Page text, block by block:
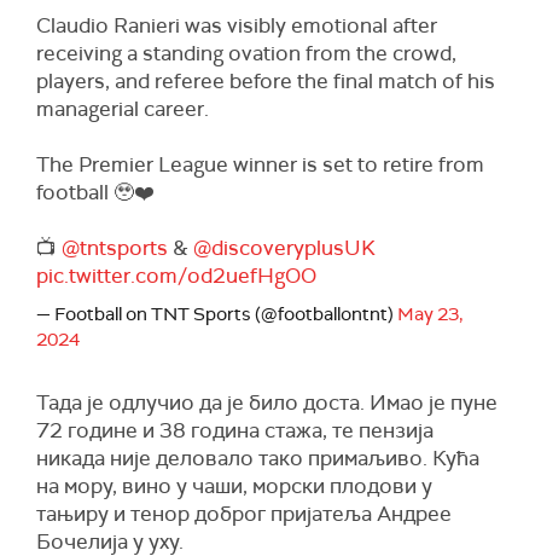
Claudio Ranieri was visibly emotional after
receiving a standing ovation from the crowd,
players, and referee before the final match of his
managerial career.
The Premier League winner is set to retire from
football 🥹❤️️
📺 @tntsports & @discoveryplusUK
pic.twitter.com/od2uefHgOO
— Football on TNT Sports (@footballontnt) May 23,
2024
Тада је одлучио да је било доста. Имао је пуне
72 године и 38 година стажа, те пензија
никада није деловало тако примаљиво. Кућа
на мору, вино у чаши, морски плодови у
тањиру и тенор доброг пријатеља Андрее
Бочелија у уху.